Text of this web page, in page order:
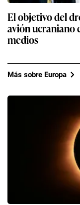
El objetivo del
avión ucraniano
medios
Más sobre Europa